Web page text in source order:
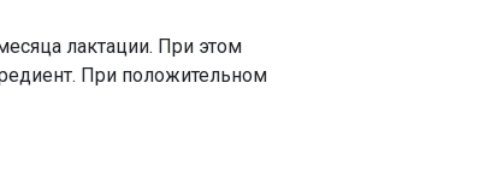
лактации. При этом
При положительном